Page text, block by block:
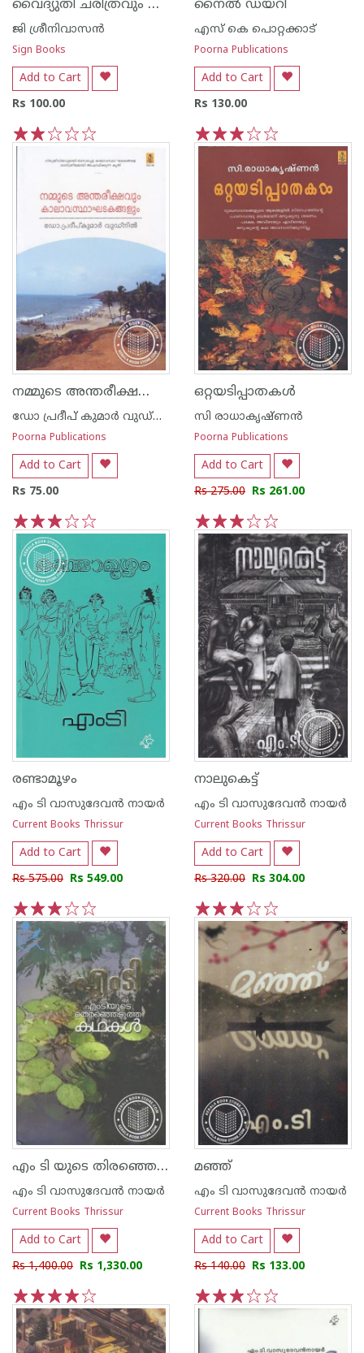
വൈദ്യുതി ചരിത്രവും ശാസ്ത്രവും
ജി ശ്രീനിവാസന്‍‌
Sign Books
Add to Cart
Rs 100.00
1
നൈല്‍ ഡയറി
എസ്‌ കെ പൊറ്റക്കാട്‌
Poorna Publications
Add to Cart
Rs 130.00
5
4
3
2
1
നമ്മുടെ അന്തരീക്ഷവും കാലാവസ്ഥാ ഘടകങ്ങ‌ളും
ഡോ പ്രദീപ് കുമാര്‍ വുഡ്നില്‍
Poorna Publications
Add to Cart
Rs 75.00
5
4
3
2
1
ഒറ്റയടിപ്പാതകള്‍
സി രാധാകൃഷ്ണന്‍
Poorna Publications
Add to Cart
Rs 275.00 Rs 261.00
5
4
3
2
1
രണ്ടാമൂഴം
എം ടി വാസുദേവന്‍ നായര്‍
Current Books Thrissur
Add to Cart
Rs 575.00 Rs 549.00
5
4
3
2
1
നാലുകെട്ട്
എം ടി വാസുദേവന്‍ നായര്‍
Current Books Thrissur
Add to Cart
Rs 320.00 Rs 304.00
5
4
3
2
1
എം ടി യുടെ തിരഞ്ഞെടുത്ത കഥകള്‍
എം ടി വാസുദേവന്‍ നായര്‍
Current Books Thrissur
Add to Cart
Rs 1,400.00 Rs 1,330.00
5
4
3
2
1
മഞ്ഞ്
എം ടി വാസുദേവന്‍ നായര്‍
Current Books Thrissur
Add to Cart
Rs 140.00 Rs 133.00
5
4
3
2
1